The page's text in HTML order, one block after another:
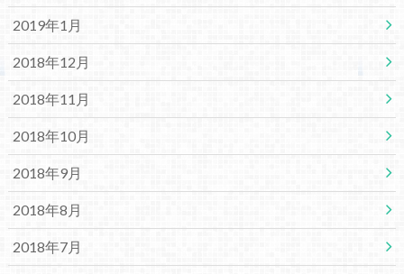
2019年1月
2018年12月
2018年11月
2018年10月
2018年9月
2018年8月
2018年7月